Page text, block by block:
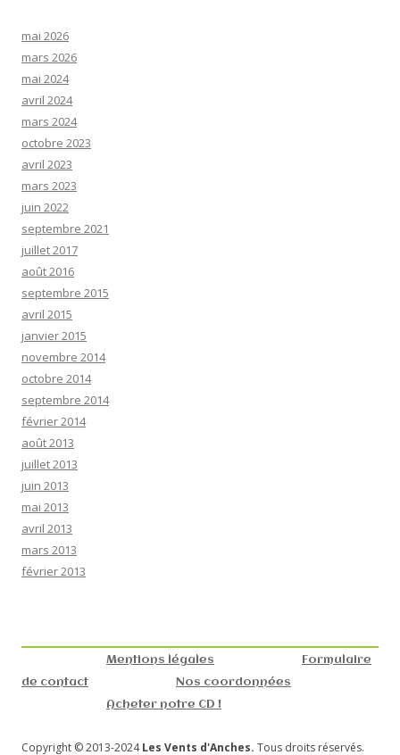
mai 2026
mars 2026
mai 2024
avril 2024
mars 2024
octobre 2023
avril 2023
mars 2023
juin 2022
septembre 2021
juillet 2017
août 2016
septembre 2015
avril 2015
janvier 2015
novembre 2014
octobre 2014
septembre 2014
février 2014
août 2013
juillet 2013
juin 2013
mai 2013
avril 2013
mars 2013
février 2013
Mentions légales
Formulaire
de contact
Nos coordonnées
Acheter notre CD !
Copyright © 2013-2024Les Vents d'Anches. Tous droits réservés.